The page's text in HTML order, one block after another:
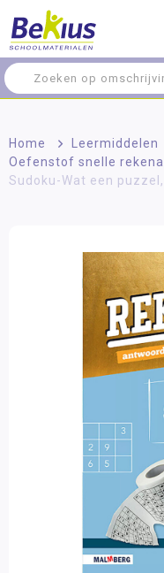
Home > Leermiddelen
Oefenstof snelle
Sudoku-Wat een